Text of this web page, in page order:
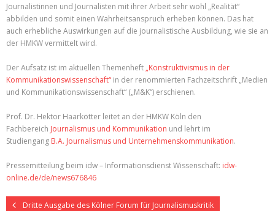
Journalistinnen und Journalisten mit ihrer Arbeit sehr wohl „Realität“
abbilden und somit einen Wahrheitsanspruch erheben können. Das hat
auch erhebliche Auswirkungen auf die journalistische Ausbildung, wie sie an
der HMKW vermittelt wird.
Der Aufsatz ist im aktuellen Themenheft „Konstruktivismus in der
Kommunikationswissenschaft“ in der renommierten Fachzeitschrift „Medien
und Kommunikationswissenschaft“ („M&K“) erschienen.
Prof. Dr. Hektor Haarkötter leitet an der HMKW Köln den
Fachbereich Journalismus und Kommunikation und lehrt im
Studiengang B.A. Journalismus und Unternehmenskommunikation.
Pressemitteilung beim idw – Informationsdienst Wissenschaft: idw-
online.de/de/news676846
Dritte Ausgabe des Kölner Forum für Journalismuskritik